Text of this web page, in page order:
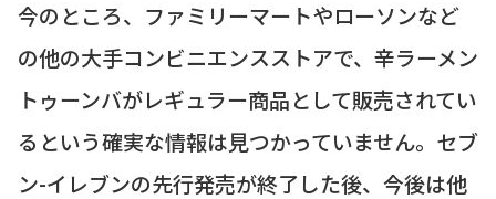
今のところ、ファミリーマートやローソンなど
の他の大手コンビニエンスストアで、辛ラーメン
トゥーンバがレギュラー商品として販売されてい
るという確実な情報は見つかっていません。セブ
ン-イレブンの先行発売が終了した後、今後は他